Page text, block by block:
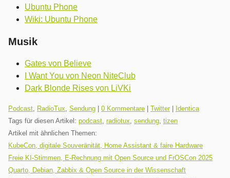
Ubuntu Phone
Wiki: Ubuntu Phone
Musik
Gates von Believe
I Want You von Neon NiteClub
Dark Blonde Rises von LiVKi
Kategorien:
Podcast, RadioTux, Sendung 0 Kommentare Twitter|
Identica
Tags für diesen Artikel: podcast, radiotux, sendung, tizen
Artikel mit ähnlichen Themen:
KubeCon, digitale Souveränität, Home Assistant & faire Hardware
Freie KI-Stimmen, E-Rechnung mit Open Source und FrOSCon 2025
Quarto, Debian, Zabbix & Open Source in der Wissenschaft